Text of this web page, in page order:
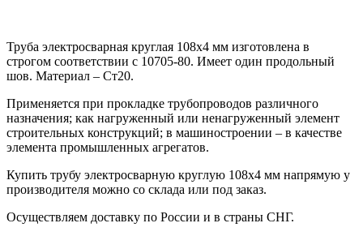
Труба электросварная круглая 108х4 мм изготовлена в
строгом соответствии с 10705-80. Имеет один продольный
шов. Материал – Ст20.
Применяется при прокладке трубопроводов различного
назначения; как нагруженный или ненагруженный элемент
строительных конструкций; в машиностроении – в качестве
элемента промышленных агрегатов.
Купить трубу электросварную круглую 108х4 мм напрямую у
производителя можно со склада или под заказ.
Осуществляем доставку по России и в страны СНГ.